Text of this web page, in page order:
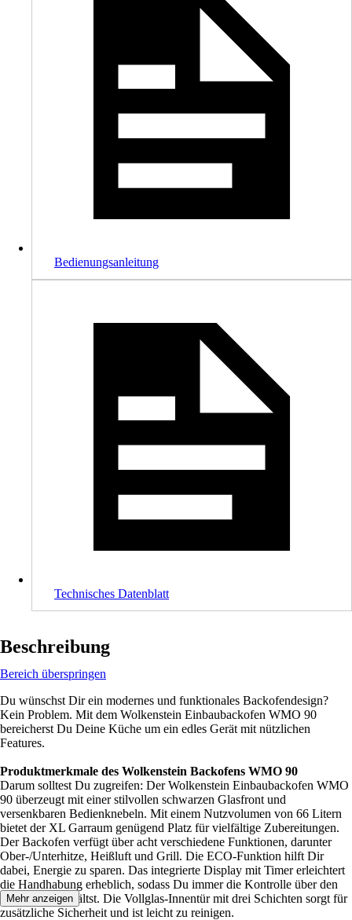
Bedienungsanleitung
Technisches Datenblatt
Beschreibung
Bereich überspringen
Du wünschst Dir ein modernes und funktionales Backofendesign?
Kein Problem. Mit dem Wolkenstein Einbaubackofen WMO 90
bereicherst Du Deine Küche um ein edles Gerät mit nützlichen
Features.
Produktmerkmale des Wolkenstein Backofens WMO 90
Darum solltest Du zugreifen: Der Wolkenstein Einbaubackofen WMO
90 überzeugt mit einer stilvollen schwarzen Glasfront und
versenkbaren Bedienknebeln. Mit einem Nutzvolumen von 66 Litern
bietet der XL Garraum genügend Platz für vielfältige Zubereitungen.
Der Backofen verfügt über acht verschiedene Funktionen, darunter
Ober-/Unterhitze, Heißluft und Grill. Die ECO-Funktion hilft Dir
dabei, Energie zu sparen. Das integrierte Display mit Timer erleichtert
die Handhabung erheblich, sodass Du immer die Kontrolle über den
Garprozess behältst. Die Vollglas-Innentür mit drei Schichten sorgt für
zusätzliche Sicherheit und ist leicht zu reinigen.
Mehr anzeigen